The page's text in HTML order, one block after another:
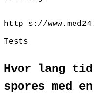
http s://
Tests
Hvor lang
spores med